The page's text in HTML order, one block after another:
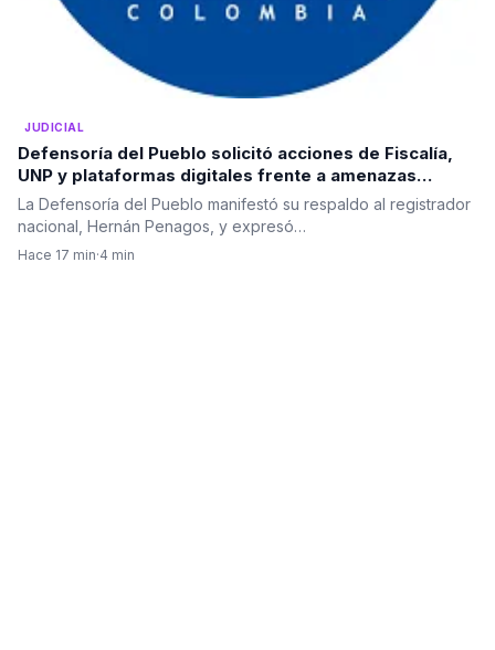
JUDICIAL
Defensoría del Pueblo solicitó acciones de Fiscalía,
UNP y plataformas digitales frente a amenazas
electorales
La Defensoría del Pueblo manifestó su respaldo al registrador
nacional, Hernán Penagos, y expresó…
Hace 17 min·4 min